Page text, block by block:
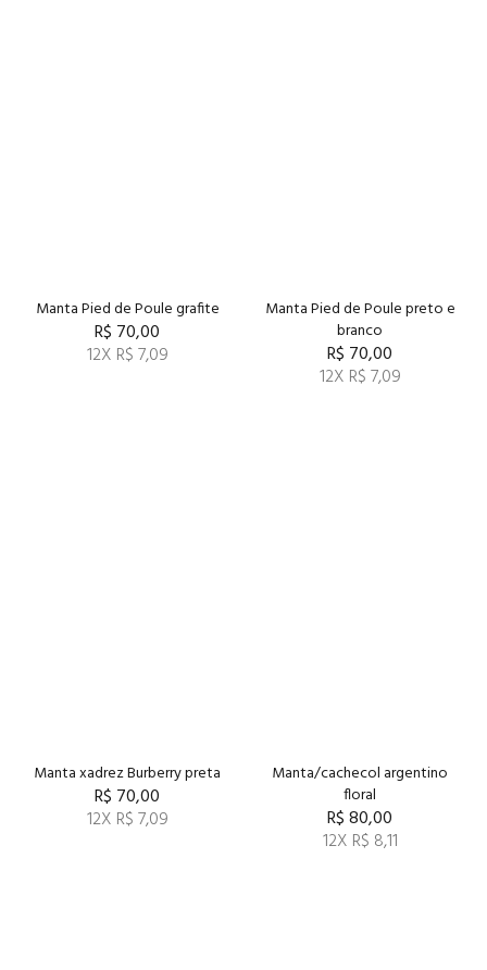
Manta Pied de Poule grafite
R$ 70,00
12X R$ 7,09
Manta Pied de Poule preto e
branco
R$ 70,00
12X R$ 7,09
Manta xadrez Burberry preta
R$ 70,00
12X R$ 7,09
Manta/cachecol argentino
floral
R$ 80,00
12X R$ 8,11